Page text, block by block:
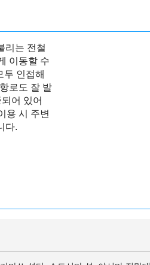
리는 전철
이동할 수
두 인접해
로도 잘 발
어 있어
용 시 주변
다.